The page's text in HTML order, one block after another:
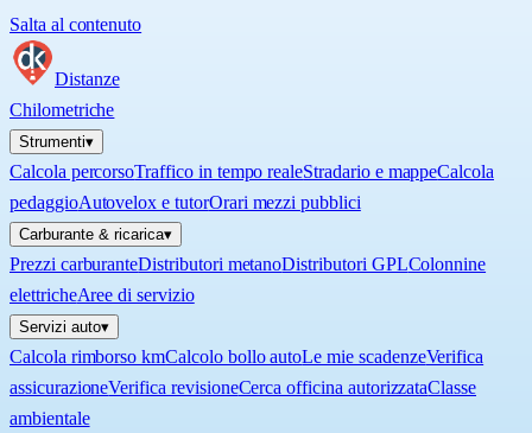
Salta al contenuto
Distanze
Chilometriche
Strumenti▾
Calcola percorsoTraffico in tempo realeStradario e mappeCalcola
pedaggioAutovelox e tutorOrari mezzi pubblici
Carburante & ricarica▾
Prezzi carburanteDistributori metanoDistributori GPLColonnine
elettricheAree di servizio
Servizi auto▾
Calcola rimborso kmCalcolo bollo autoLe mie scadenzeVerifica
assicurazioneVerifica revisioneCerca officina autorizzataClasse
ambientale